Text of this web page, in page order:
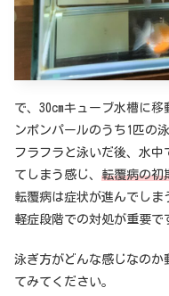
で、30cmキューブ水槽に
ンポンパールのうち1匹の
フラフラと泳いだ後、水
てしまう感じ、 転覆病の初
転覆病は症状が進んでしま
軽症段階での対処が重要で
泳ぎ方がどんな感じなのか
てみてください。